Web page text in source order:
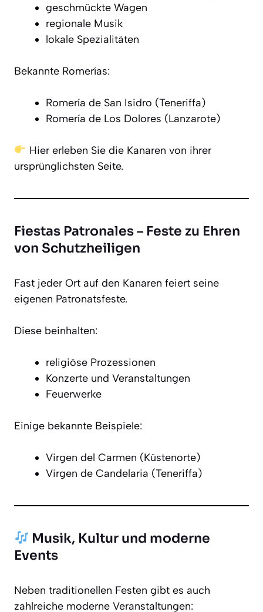
geschmückte Wagen
regionale Musik
lokale Spezialitäten
Bekannte Romerías:
Romería de San Isidro (Teneriffa)
Romería de Los Dolores (Lanzarote)
Hier erleben Sie die Kanaren von ihrer
ursprünglichsten Seite.
Fiestas Patronales – Feste zu Ehren
von Schutzheiligen
Fast jeder Ort auf den Kanaren feiert seine
eigenen Patronatsfeste.
Diese beinhalten:
religiöse Prozessionen
Konzerte und Veranstaltungen
Feuerwerke
Einige bekannte Beispiele:
Virgen del Carmen (Küstenorte)
Virgen de Candelaria (Teneriffa)
Musik, Kultur und moderne
Events
Neben traditionellen Festen gibt es auch
zahlreiche moderne Veranstaltungen: